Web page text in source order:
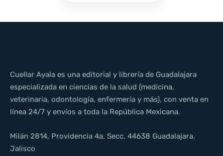
Cuellar Ayala es una editorial y librería de Guadalajara
especializada en ciencias de la salud (medicina,
veterinaria, odontología, enfermería y más), con venta en
línea 24/7 y envíos a toda la República Mexicana.
Milán 2814, Providencia 4a. Secc, 44638 Guadalajara,
Jalisco